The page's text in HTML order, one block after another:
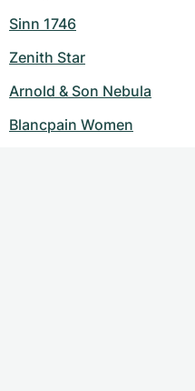
Sinn 1746
Zenith Star
Arnold & Son Nebula
Blancpain Women